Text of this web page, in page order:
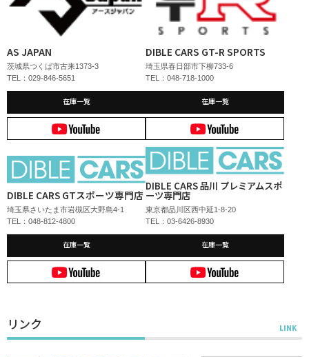
AS JAPAN
茨城県つくば市古来1373-3
TEL：029-846-5651
在庫一覧
DIBLE CARS GT-R SPORTS
埼玉県春日部市下柳733-6
TEL：048-718-1000
在庫一覧
DIBLE CARS GTスポーツ専門店
埼玉県さいたま市岩槻区大野島4-1
TEL：048-812-4800
在庫一覧
DIBLE CARS 品川 プレミアムスポ
ーツ専門店
東京都品川区西中延1-8-20
TEL：03-6426-8930
在庫一覧
リンク